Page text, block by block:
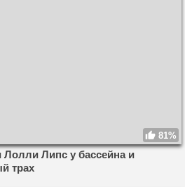
81%
Липс у бассейна и
трах